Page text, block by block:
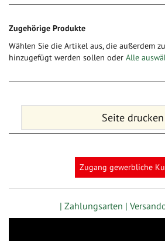
Zugehörige Produkte
Wählen Sie die Artikel aus, die außerdem
hinzugefügt werden sollen oder Alle
Seite drucken
Zugang gewerbliche
| Zahlungsarten |